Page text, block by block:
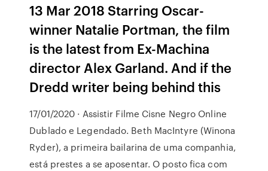
13 Mar 2018 Starring Oscar-
winner Natalie Portman, the film
is the latest from Ex-Machina
director Alex Garland. And if the
Dredd writer being behind this
17/01/2020 · Assistir Filme Cisne Negro Online
Dublado e Legendado. Beth MacIntyre (Winona
Ryder), a primeira bailarina de uma companhia,
está prestes a se aposentar. O posto fica com